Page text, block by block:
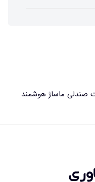
مزایا،
صندلی ماساژ هوشمند